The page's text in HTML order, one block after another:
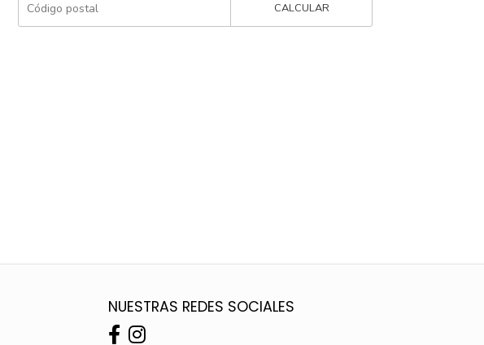
CALCULAR
NUESTRAS REDES SOCIALES